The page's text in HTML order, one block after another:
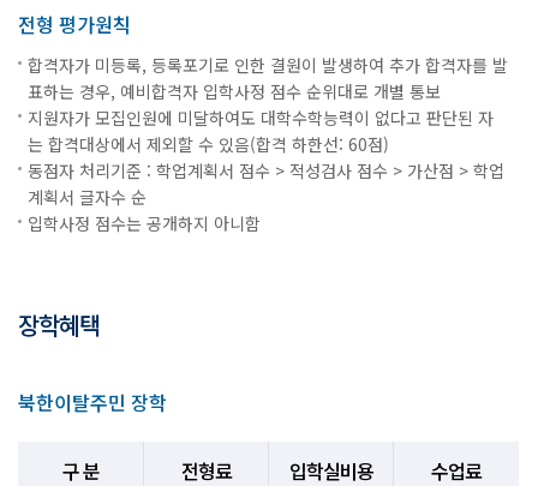
전형 평가원칙
합격자가 미등록, 등록포기로 인한 결원이 발생하여 추가 합격자를 발
표하는 경우, 예비합격자 입학사정 점수 순위대로 개별 통보
지원자가 모집인원에 미달하여도 대학수학능력이 없다고 판단된 자
는 합격대상에서 제외할 수 있음(합격 하한선: 60점)
동점자 처리기준 : 학업계획서 점수 > 적성검사 점수 > 가산점 > 학업
계획서 글자수 순
입학사정 점수는 공개하지 아니함
장학혜택
북한이탈주민 장학
구 분 전형료 입학실비용 수업료